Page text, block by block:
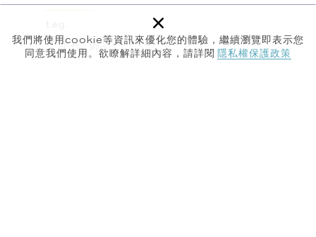
我們將使用cookie等資訊來優化您的體驗，繼續瀏覽即表示您
同意我們使用。欲瞭解詳細內容，請詳閱 隱私權保護政策
×
手作 飾品